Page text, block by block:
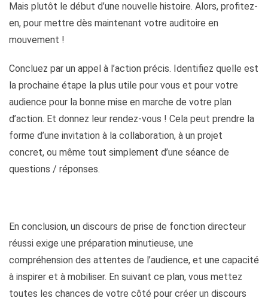
Mais plutôt le début d’une nouvelle histoire. Alors, profitez-
en, pour mettre dès maintenant votre auditoire en
mouvement !
Concluez par un appel à l’action précis. Identifiez quelle est
la prochaine étape la plus utile pour vous et pour votre
audience pour la bonne mise en marche de votre plan
d’action. Et donnez leur rendez-vous ! Cela peut prendre la
forme d’une invitation à la collaboration, à un projet
concret, ou même tout simplement d’une séance de
questions / réponses.
En conclusion, un discours de prise de fonction directeur
réussi exige une préparation minutieuse, une
compréhension des attentes de l’audience, et une capacité
à inspirer et à mobiliser. En suivant ce plan, vous mettez
toutes les chances de votre côté pour créer un discours